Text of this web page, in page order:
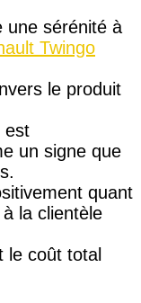
une sérénité à
Twingo
le produit
est
un signe que
quant
la clientèle
le coût total